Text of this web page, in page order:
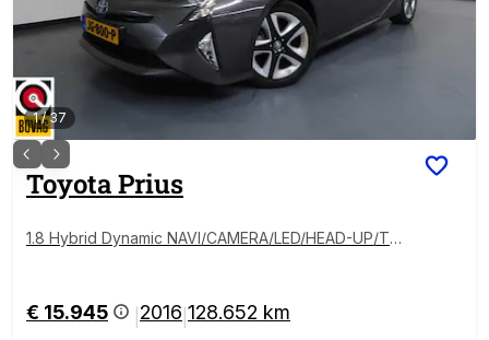
1/37
ToyotaPrius
1.8 Hybrid Dynamic NAVI/CAMERA/LED/HEAD-UP/TRE
€ 15.945 2016 128.652 km